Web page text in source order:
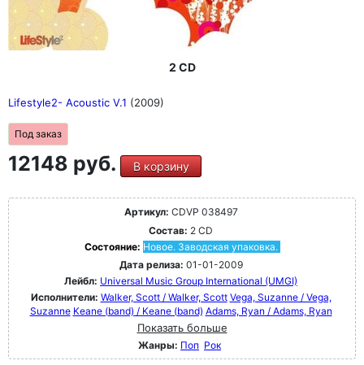
2 CD
Lifestyle2- Acoustic V.1 (2009)
Под заказ
12148 руб. В корзину
Артикул: CDVP 038497
Состав: 2 CD
Состояние: Новое. Заводская упаковка.
Дата релиза: 01-01-2009
Лейбл: Universal Music Group International (UMGI)
Исполнители: Walker, Scott / Walker, Scott Vega, Suzanne / Vega,
Suzanne Keane (band) / Keane (band) Adams, Ryan / Adams, Ryan
Показать больше
Жанры: Поп Рок